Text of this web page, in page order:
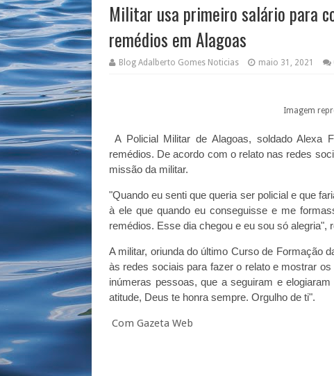
Militar usa primeiro salário para
remédios em Alagoas
Blog Adalberto Gomes Noticias maio 31, 2021
Imagem
A Policial Militar de Alagoas, soldado Alexa
remédios. De acordo com o relato nas redes
missão da militar.
"Quando eu senti que queria ser policial e que
à ele que quando eu conseguisse e me
remédios. Esse dia chegou e eu sou só alegria",
A militar, oriunda do último Curso de Formação
às redes sociais para fazer o relato e mostrar
inúmeras pessoas, que a seguiram e
atitude, Deus te honra sempre. Orgulho de ti".
Com Gazeta Web